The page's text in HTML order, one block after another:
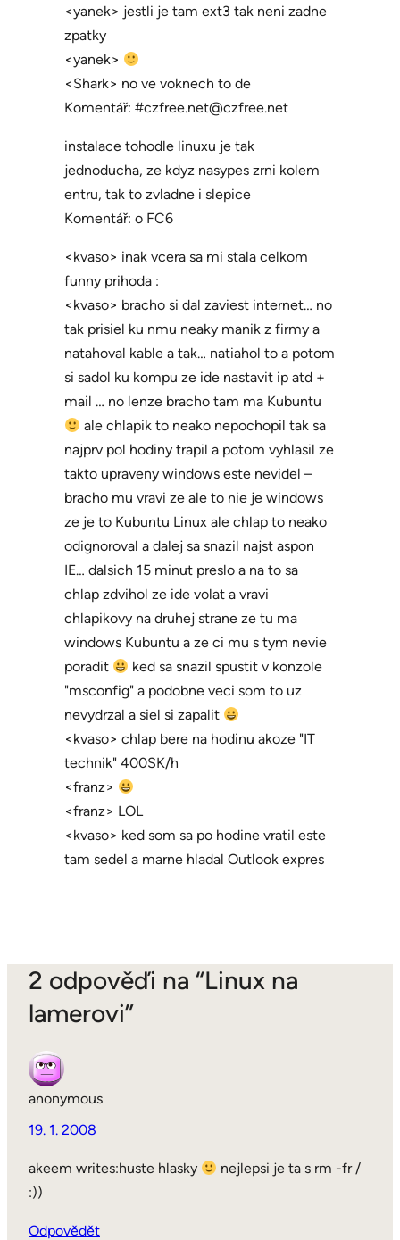
<yanek> jestli je tam ext3 tak neni zadne
zpatky
<yanek>
<Shark> no ve voknech to de
Komentář: #czfree.net@czfree.net
instalace tohodle linuxu je tak
jednoducha, ze kdyz nasypes zrni kolem
entru, tak to zvladne i slepice
Komentář: o FC6
<kvaso> inak vcera sa mi stala celkom
funny prihoda :
<kvaso> bracho si dal zaviest internet… no
tak prisiel ku nmu neaky manik z firmy a
natahoval kable a tak… natiahol to a potom
si sadol ku kompu ze ide nastavit ip atd +
mail … no lenze bracho tam ma Kubuntu
ale chlapik to neako nepochopil tak sa
najprv pol hodiny trapil a potom vyhlasil ze
takto upraveny windows este nevidel –
bracho mu vravi ze ale to nie je windows
ze je to Kubuntu Linux ale chlap to neako
odignoroval a dalej sa snazil najst aspon
IE… dalsich 15 minut preslo a na to sa
chlap zdvihol ze ide volat a vravi
chlapikovy na druhej strane ze tu ma
windows Kubuntu a ze ci mu s tym nevie
poradit
ked sa snazil spustit v konzole
"msconfig" a podobne veci som to uz
nevydrzal a siel si zapalit
<kvaso> chlap bere na hodinu akoze "IT
technik" 400SK/h
<franz>
<franz> LOL
<kvaso> ked som sa po hodine vratil este
tam sedel a marne hladal Outlook expres
2 odpověďi na “Linux na
lamerovi”
anonymous
19. 1. 2008
akeem writes:huste hlasky
nejlepsi je ta s rm -fr /
:))
Odpovědět